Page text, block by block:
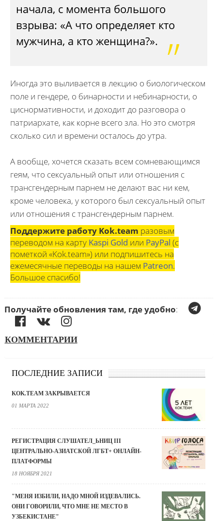
начала, с момента большого
взрыва: «А что определяет кто
мужчина, а кто женщина?».
Иногда это выливается в лекцию о биологическом
поле и гендере, о бинарности и небинарности, о
циснормативности, и доходит до разговора о
патриархате, как корне всего зла. Но это смотря
сколько сил и времени осталось до утра.
А вообще, хочется сказать всем сомневающимся
геям, что сексуальный опыт или отношения с
трансгендерным парнем не делают вас ни кем,
кроме человека, у которого был сексуальный опыт
или отношения с трансгендерным парнем.
Поддержите работу Kok.team разовым
переводом на карту Kaspi Gold или PayPal (с
пометкой «Kok.team») или подпишитесь на
ежемесячные переводы на нашем Patreon.
Большое спасибо!
Получайте обновления там, где удобно:
КОММЕНТАРИИ
ПОСЛЕДНИЕ ЗАПИСИ
KOK.TEAM ЗАКРЫВАЕТСЯ
01 МАРТА 2022
РЕГИСТРАЦИЯ СЛУШАТЕЛ_ЬНИЦ III
ЦЕНТРАЛЬНО-АЗИАТСКОЙ ЛГБТ+ ОНЛАЙН-
ПЛАТФОРМЫ
18 НОЯБРЯ 2021
"МЕНЯ ИЗБИЛИ, НАДО МНОЙ ИЗДЕВАЛИСЬ.
ОНИ ГОВОРИЛИ, ЧТО МНЕ НЕ МЕСТО В
УЗБЕКИСТАНЕ"